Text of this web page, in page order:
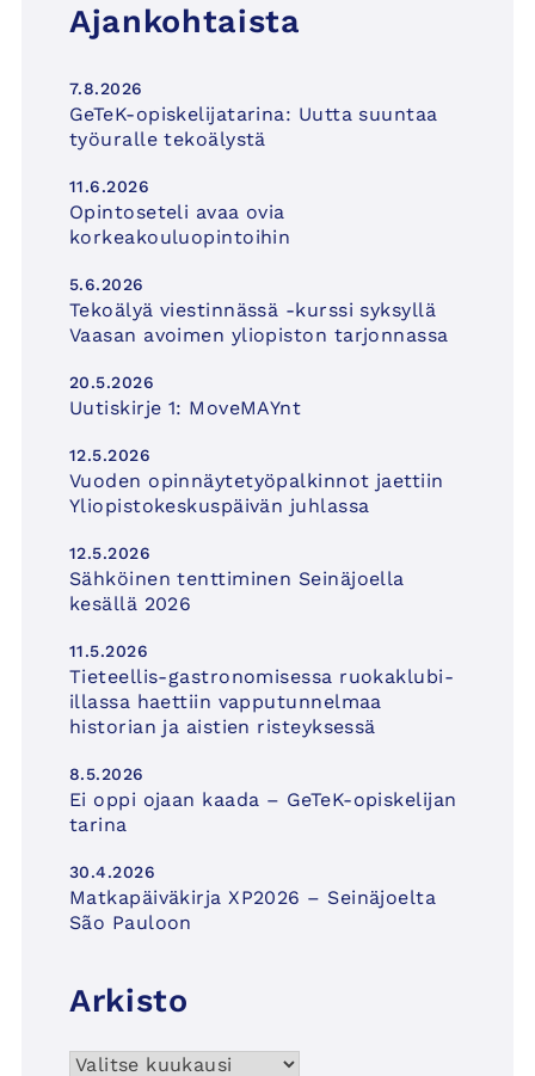
Ajankohtaista
7.8.2026
GeTeK-opiskelijatarina: Uutta suuntaa
työuralle tekoälystä
11.6.2026
Opintoseteli avaa ovia
korkeakouluopintoihin
5.6.2026
Tekoälyä viestinnässä -kurssi syksyllä
Vaasan avoimen yliopiston tarjonnassa
20.5.2026
Uutiskirje 1: MoveMAYnt
12.5.2026
Vuoden opinnäytetyöpalkinnot jaettiin
Yliopistokeskuspäivän juhlassa
12.5.2026
Sähköinen tenttiminen Seinäjoella
kesällä 2026
11.5.2026
Tieteellis-gastronomisessa ruokaklubi-
illassa haettiin vapputunnelmaa
historian ja aistien risteyksessä
8.5.2026
Ei oppi ojaan kaada – GeTeK-opiskelijan
tarina
30.4.2026
Matkapäiväkirja XP2026 – Seinäjoelta
São Pauloon
Arkisto
Arkisto